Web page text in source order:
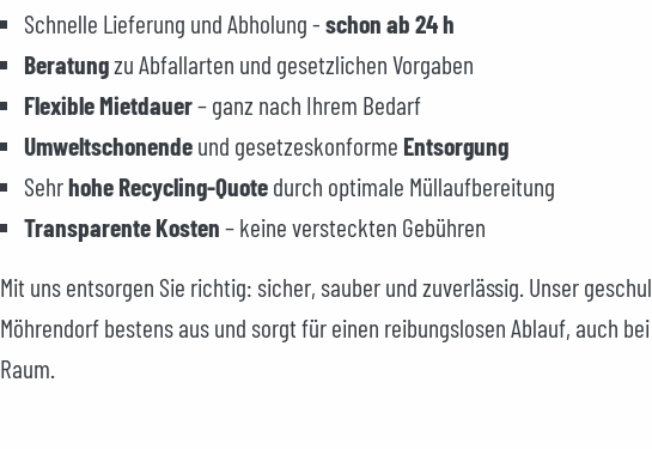
Schnelle Lieferung und Abholung - schon ab 24 h
Beratungzu Abfallarten und gesetzlichen Vorgaben
Flexible Mietdauer– ganz nach Ihrem Bedarf
Umweltschonende und gesetzeskonforme Entsorgung
Sehrhohe Recycling-Quote durch optimale Müllaufbereitung
Transparente Kosten – keine versteckten Gebühren
Mit uns entsorgen Sie richtig: sicher, sauber und zuverlässig. Unser
Möhrendorf bestens aus und sorgt für einen reibungslosen Ablauf, auch
Raum.